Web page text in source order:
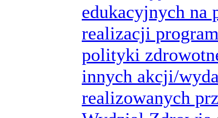
edukacyjnych na
realizacji
polityki
innych akcji/
realizowanych